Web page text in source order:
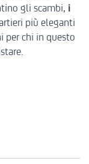
gli scambi, i
più eleganti
per chi in questo